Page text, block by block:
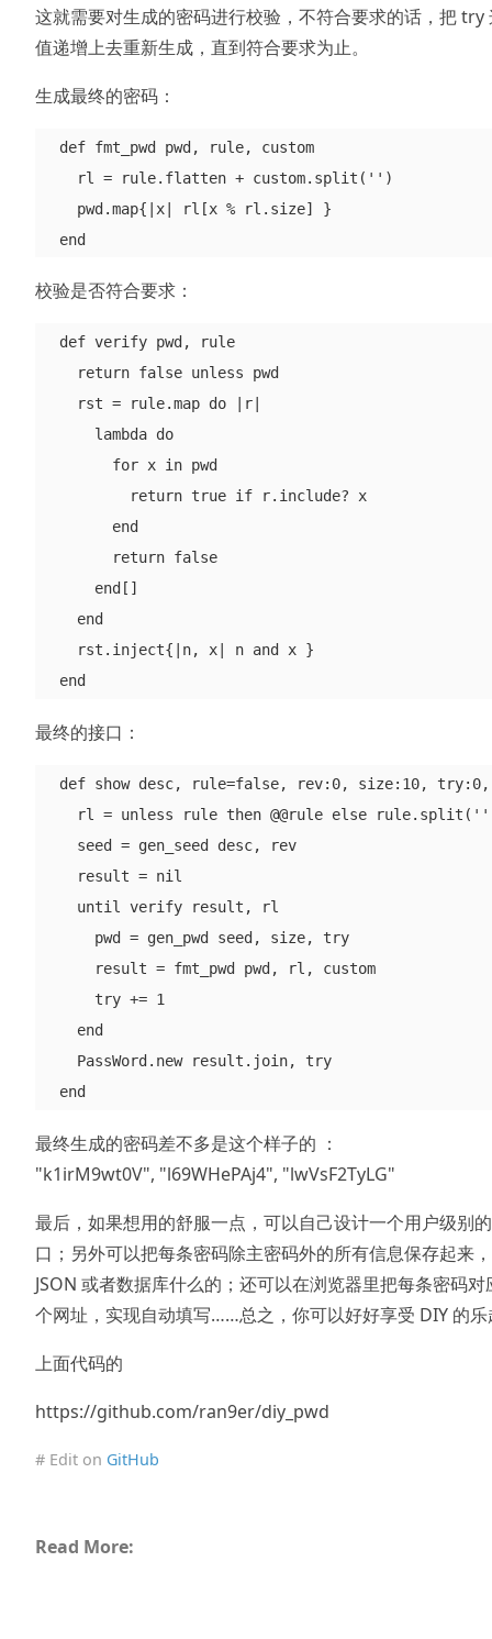
这就需要对生成的密码进行校验，不符合要求的话，把 try
值递增上去重新生成，直到符合要求为止。
生成最终的密码：
  def fmt_pwd pwd, rule, custom
    rl = rule.flatten + custom.split('')
    pwd.map{|x| rl[x % rl.size] }
  end
校验是否符合要求：
  def verify pwd, rule
    return false unless pwd
    rst = rule.map do |r|
      lambda do
        for x in pwd
          return true if r.include? x
        end
        return false
      end[]
    end
    rst.inject{|n, x| n and x }
最终的接口：
def show desc, rule=false, rev:0, size:10,
rl = unless rule then @@rule else
    seed = gen_seed desc, rev
    result = nil
    until verify result, rl
      pwd = gen_pwd seed, size, try
      result = fmt_pwd pwd, rl, custom
      try += 1
    end
    PassWord.new result.join, try
最终生成的密码差不多是这个样子的 ：
"k1irM9wt0V", "l69WHePAj4", "lwVsF2TyLG"
最后，如果想用的舒服一点，可以自己设计一个用户级别
口；另外可以把每条密码除主密码外的所有信息保存起来，
JSON 或者数据库什么的；还可以在浏览器里把每条密码对
个网址，实现自动填写……总之，你可以好好享受 DIY 的乐
上面代码的
https://github.com/ran9er/diy_pwd
# Edit on GitHub
Read More: